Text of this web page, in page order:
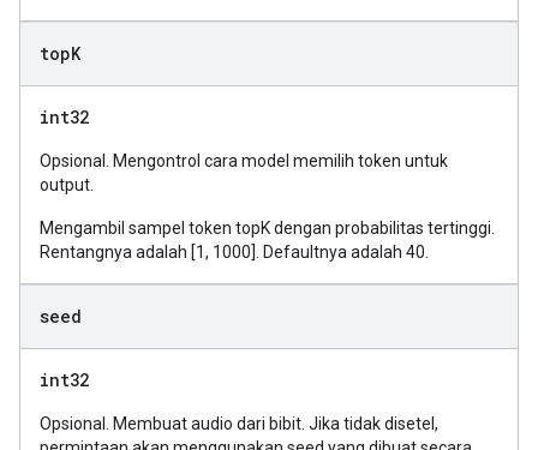
topK
int32
Opsional. Mengontrol cara model memilih token untuk
output.
Mengambil sampel token topK dengan probabilitas tertinggi.
Rentangnya adalah [1, 1000]. Defaultnya adalah 40.
seed
int32
Opsional. Membuat audio dari bibit. Jika tidak disetel,